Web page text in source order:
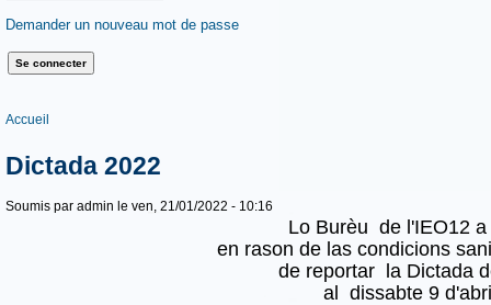
Demander un nouveau mot de passe
Vous êtes ici
Accueil
Dictada 2022
Soumis par admin le ven, 21/01/2022 - 10:16
Lo Burèu de l'IEO12 a
en rason de las condicions
de reportar la Dictada
al dissabte 9